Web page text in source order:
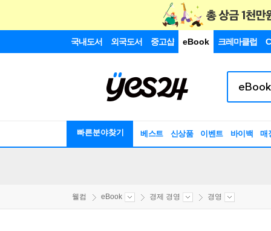
국내도서 외국도서 중고샵 eBook 크레마클럽
빠른분야찾기 베스트 신상품 이벤트 바이백 매
웰컴 eBook 경제 경영 경영